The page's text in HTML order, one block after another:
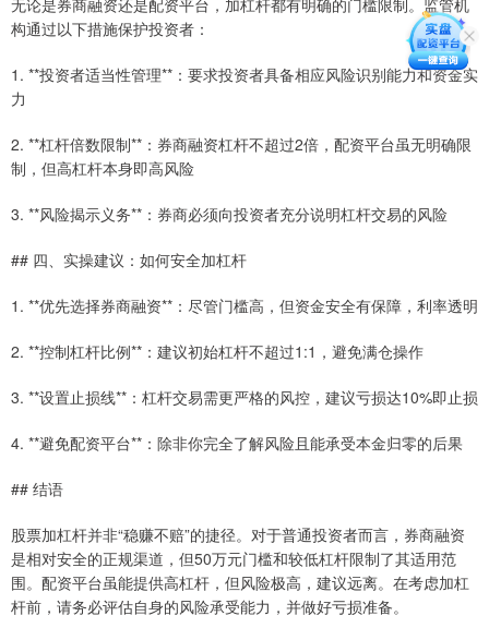
无论是券商融资还是配资平台，加杠杆都有明确的门槛限制。监管机
构通过以下措施保护投资者：
1. **投资者适当性管理**：要求投资者具备相应风险识别能力和资金实
力
2. **杠杆倍数限制**：券商融资杠杆不超过2倍，配资平台虽无明确限
制，但高杠杆本身即高风险
3. **风险揭示义务**：券商必须向投资者充分说明杠杆交易的风险
## 四、实操建议：如何安全加杠杆
1. **优先选择券商融资**：尽管门槛高，但资金安全有保障，利率透明
2. **控制杠杆比例**：建议初始杠杆不超过1:1，避免满仓操作
3. **设置止损线**：杠杆交易需更严格的风控，建议亏损达10%即止损
4. **避免配资平台**：除非你完全了解风险且能承受本金归零的后果
## 结语
股票加杠杆并非“稳赚不赔”的捷径。对于普通投资者而言，券商融资
是相对安全的正规渠道，但50万元门槛和较低杠杆限制了其适用范
围。配资平台虽能提供高杠杆，但风险极高，建议远离。在考虑加杠
杆前，请务必评估自身的风险承受能力，并做好亏损准备。